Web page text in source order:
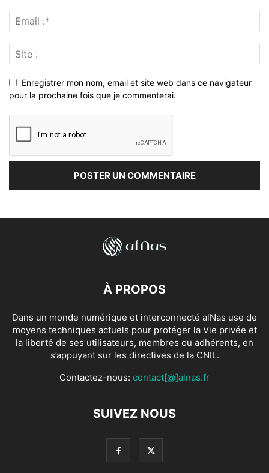
Enregistrer mon nom, email et site web dans ce navigateur
pour la prochaine fois que je commenterai.
À PROPOS
Dans un monde numérique et interconnecté alNas use de
moyens techniques actuels pour protéger la Vie privée et
la liberté de ses utilisateurs, membres ou adhérents, en
s’appuyant sur les directives de la CNIL.
Contactez-nous: contact[@]alnas.fr
SUIVEZ NOUS